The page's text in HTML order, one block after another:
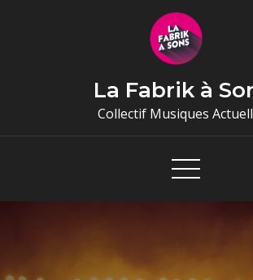
La Fabrik à
Collectif Musiques